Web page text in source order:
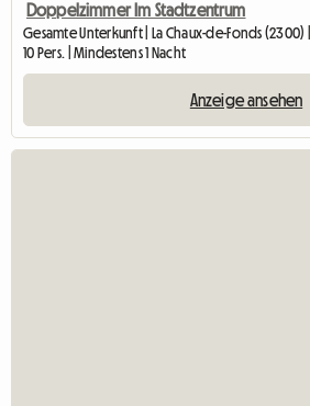
Doppelzimmer Im Stadtzentrum
Gesamte Unterkunft | La Chaux-de-Fonds (2300) |
10 Pers. | Mindestens 1 Nacht
Anzeige ansehen